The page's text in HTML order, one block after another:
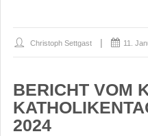
Christoph Settgast 11.
BERICHT VOM
2024